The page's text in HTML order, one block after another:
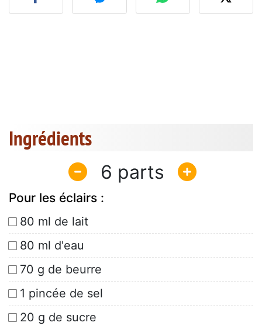
Ingrédients
6
Pour les éclairs :
80 ml de lait
80 ml d'eau
70 g de beurre
1 pincée de sel
20 g de sucre